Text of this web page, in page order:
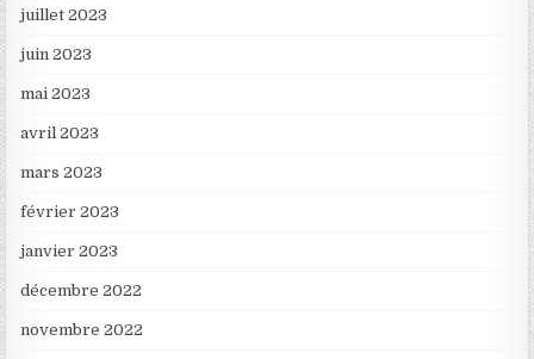
juillet 2023
juin 2023
mai 2023
avril 2023
mars 2023
février 2023
janvier 2023
décembre 2022
novembre 2022